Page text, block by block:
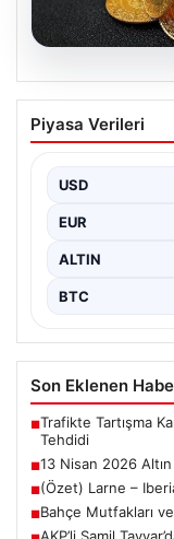
05.08.2026
13 Nisan
Durum ve
uluslararası
oldukça dalgalı…
Piyasa Verileri
USD
EUR
ALTIN
BTC
Son Eklenen
■Trafikte Tartışma
Tehdidi
■13 Nisan 2026
■(Özet) Larne –
■Bahçe Mutfakları